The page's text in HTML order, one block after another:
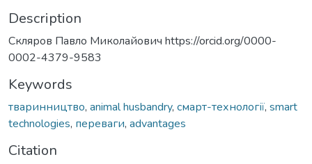
Description
Скляров Павло Миколайович https://orcid.org/0000-
0002-4379-9583
Keywords
тваринництво, animal husbandry, смарт-технології, smart
technologies, переваги, advantages
Citation